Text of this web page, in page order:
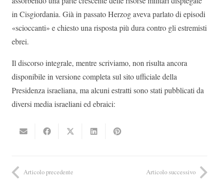
in Cisgiordania. Già in passato Herzog aveva parlato di episodi
«scioccanti» e chiesto una risposta più dura contro gli estremisti
ebrei.
Il discorso integrale, mentre scriviamo, non risulta ancora
disponibile in versione completa sul sito ufficiale della
Presidenza israeliana, ma alcuni estratti sono stati pubblicati da
diversi media israeliani ed ebraici:
Articolo precedente Articolo successivo